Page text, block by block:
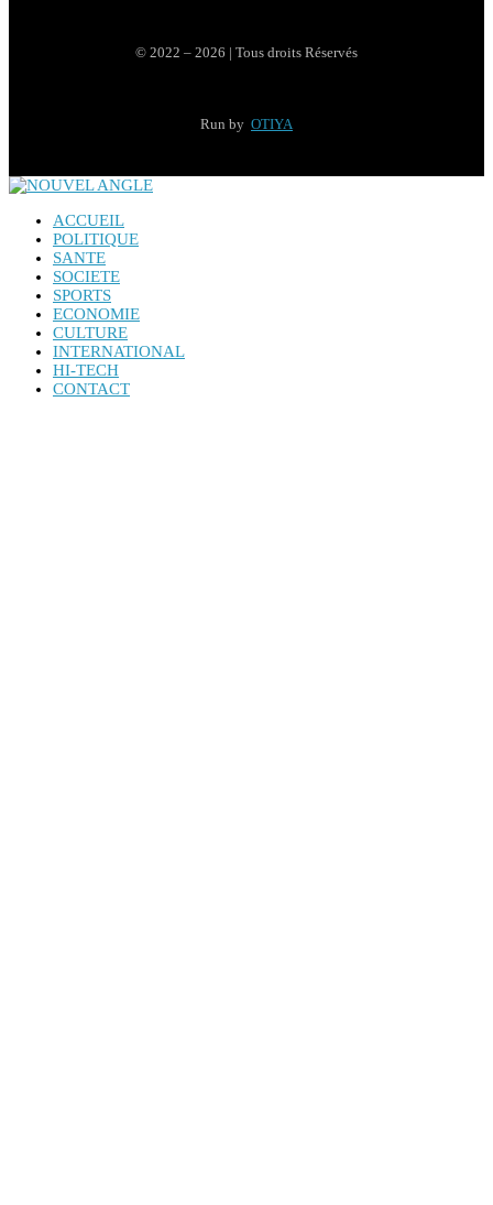
© 2022 – 2026 | Tous droits Réservés
Run by OTIYA
ACCUEIL
POLITIQUE
SANTE
SOCIETE
SPORTS
ECONOMIE
CULTURE
INTERNATIONAL
HI-TECH
CONTACT